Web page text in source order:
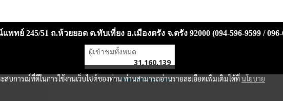
ทย์ 245/51 ถ.ห้วยยอด ต.ทับเที่ยง อ.เมืองตรัง จ.ตรัง 92000 (094-596-9599 / 096-
ผู้เข้าชมวันนี้
Powered byMakeWebEasy.com
บการณ์ที่ดีในการใช้งานเว็บไซต์ของท่าน ท่านสามารถอ่านรายละเอียดเพิ่มเติมได้ที่นโยบาย